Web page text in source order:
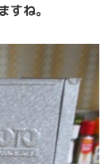
ね。